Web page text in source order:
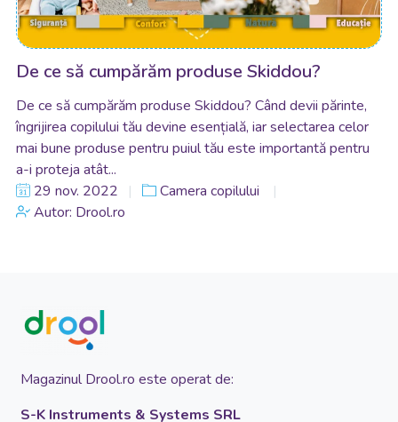
De ce să cumpărăm produse Skiddou?
De ce să cumpărăm produse Skiddou? Când devii părinte,
îngrijirea copilului tău devine esențială, iar selectarea celor
mai bune produse pentru puiul tău este importantă pentru
a-i proteja atât...
29 nov. 2022
Camera copilului
Autor: Drool.ro
Magazinul Drool.ro este operat de:
S-K Instruments & Systems SRL